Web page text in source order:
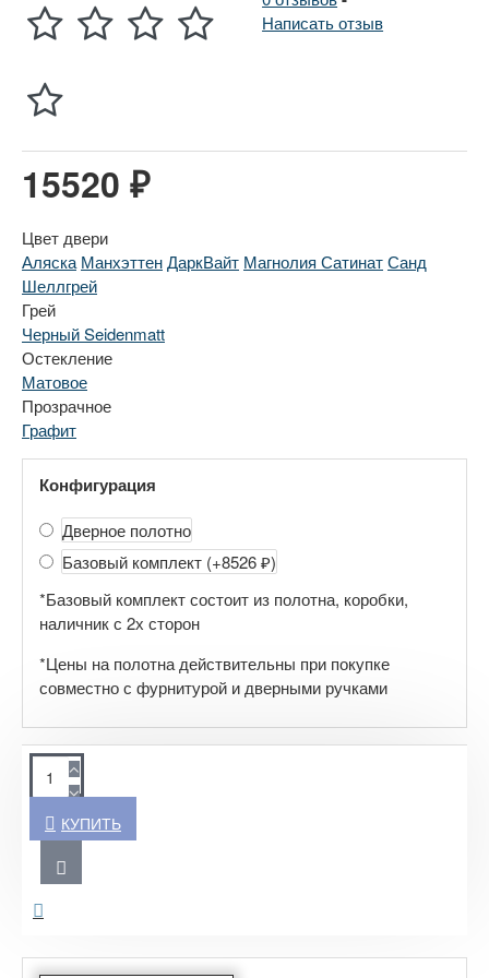
Написать отзыв
15520 ₽
Цвет двери
Аляска МанхэттенДаркВайт Магнолия СатинатСанд
Шеллгрей
Грей
Черный Seidenmatt
Остекление
Матовое
Прозрачное
Графит
Конфигурация
Дверное полотно
Базовый комплект (+8526 ₽)
*Базовый комплект состоит из полотна, коробки,
наличник с 2х сторон
*Цены на полотна действительны при покупке
совместно с фурнитурой и дверными ручками
КУПИТЬ